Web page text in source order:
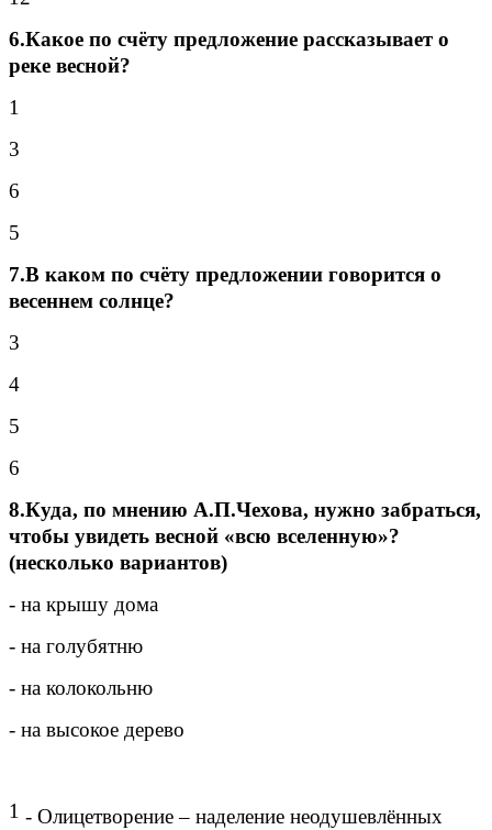
6.Какое по счёту предложение рассказывает о
реке весной?
1
3
6
5
7.В каком по счёту предложении говорится о
весеннем солнце?
3
4
5
6
8.Куда, по мнению А.П.Чехова, нужно забраться,
чтобы увидеть весной «всю вселенную»?
(несколько вариантов)
- на крышу дома
- на голубятню
- на колокольню
- на высокое дерево
1 - Олицетворение – наделение неодушевлённых